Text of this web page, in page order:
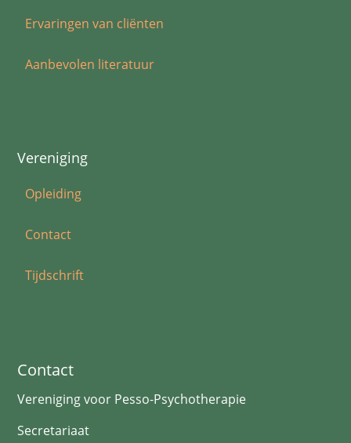
Ervaringen van cliënten
Aanbevolen literatuur
Vereniging
Opleiding
Contact
Tijdschrift
Contact
Vereniging voor Pesso-Psychotherapie
Secretariaat